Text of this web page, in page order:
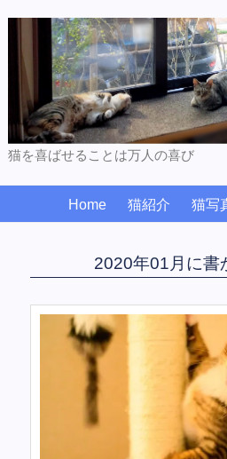
猫を喜ばせることは万人の喜び
Home 猫紹介 猫写
2020年01月に書